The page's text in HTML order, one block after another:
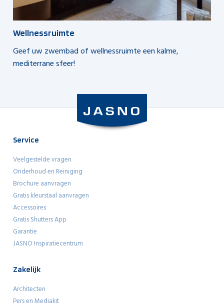
Wellnessruimte
Geef uw zwembad of wellnessruimte een kalme,
mediterrane sfeer!
Service
Veelgestelde vragen
Onderhoud en Reiniging
Brochure aanvragen
Gratis kleurstaal aanvragen
Accessoires
Gratis Shutters App
Garantie
JASNO Inspiratiecentrum
Zakelijk
Architecten
Pers en Mediakit